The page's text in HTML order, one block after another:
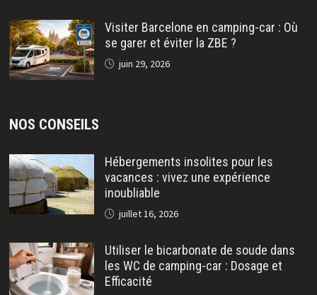
Visiter Barcelone en camping-car : Où
se garer et éviter la ZBE ?
juin 29, 2026
NOS CONSEILS
Hébergements insolites pour les
vacances : vivez une expérience
inoubliable
juillet 16, 2026
Utiliser le bicarbonate de soude dans
les WC de camping-car : Dosage et
Efficacité